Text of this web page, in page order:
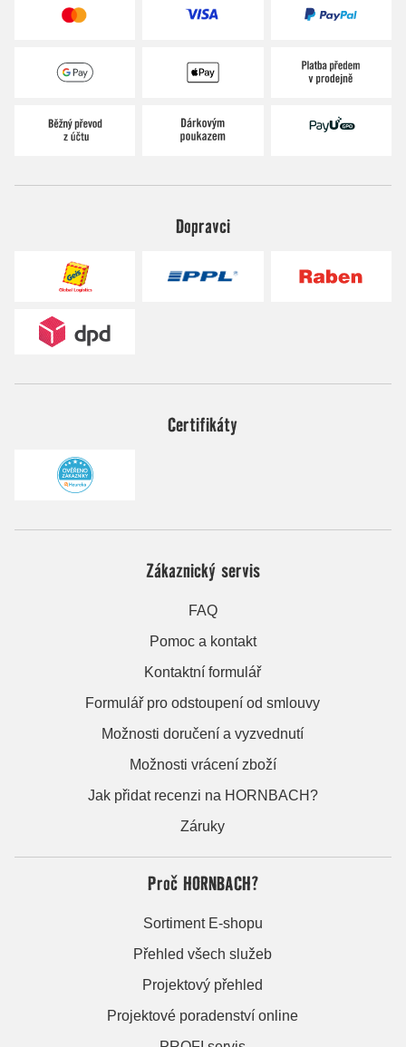
Dopravci
Certifikáty
Zákaznický servis
FAQ
Pomoc a kontakt
Kontaktní formulář
Formulář pro odstoupení od smlouvy
Možnosti doručení a vyzvednutí
Možnosti vrácení zboží
Jak přidat recenzi na HORNBACH?
Záruky
Proč HORNBACH?
Sortiment E-shopu
Přehled všech služeb
Projektový přehled
Projektové poradenství online